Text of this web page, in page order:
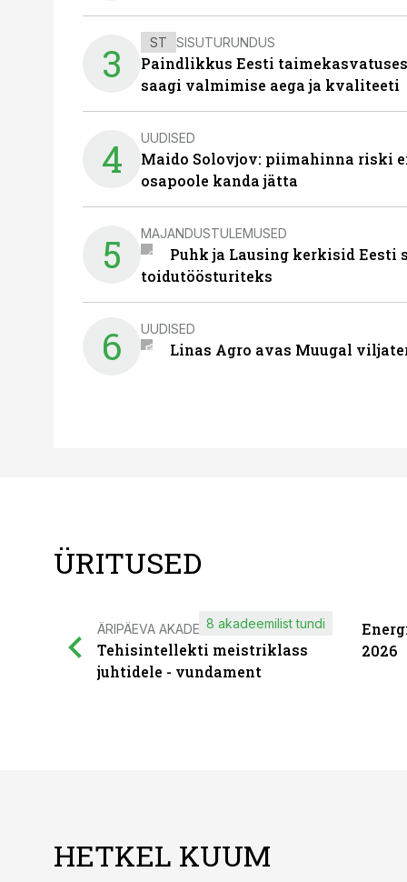
3 ST SISUTURUNDUS
Paindlikkus Eesti
saagi valmimise aega ja kvaliteeti
4 UUDISED
Maido Solovjov: piimahinna riski
osapoole kanda jätta
5 MAJANDUSTULEMUSED
Puhk ja Lausing kerkisid Eesti
toidutöösturiteks
6 UUDISED
Linas Agro avas Muugal
ÜRITUSED
ÄRIPÄEVA AKADEEMIA
Tehisintellekti meistriklass
juhtidele - vundament
8 akadeemilist tundi
2026
HETKEL KUUM